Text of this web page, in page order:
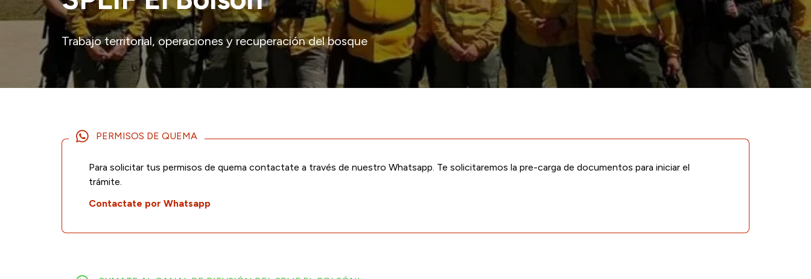
Trabajo territorial, operaciones y recuperación del bosque
PERMISOS DE QUEMA
Para solicitar tus permisos de quema contactate a través de nuestro Whatsapp. Te solicitaremos la pre-carga de documentos para iniciar el
trámite.
Contactate por Whatsapp